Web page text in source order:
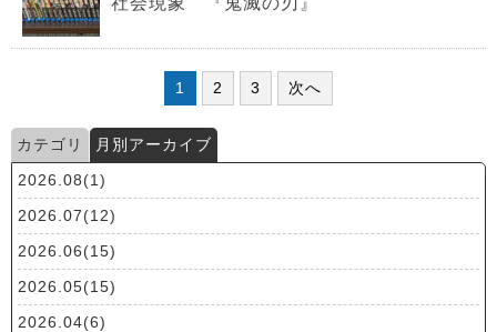
1 2 3 次へ
カテゴリ
月別アーカイブ
2026.08(1)
2026.07(12)
2026.06(15)
2026.05(15)
2026.04(6)